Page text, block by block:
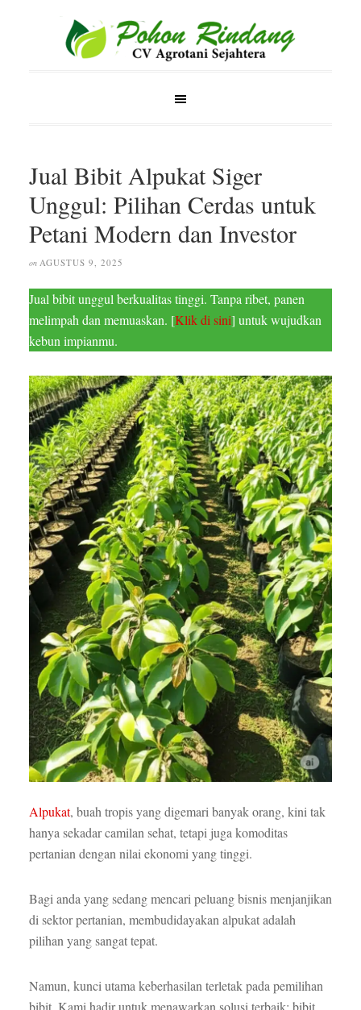
Jual Bibit Alpukat Siger
Unggul: Pilihan Cerdas untuk
Petani Modern dan Investor
on AGUSTUS 9, 2025
Jual bibit unggul berkualitas tinggi. Tanpa ribet, panen
melimpah dan memuaskan. [Klik di sini] untuk wujudkan
kebun impianmu.
Alpukat, buah tropis yang digemari banyak orang, kini tak
hanya sekadar camilan sehat, tetapi juga komoditas
pertanian dengan nilai ekonomi yang tinggi.
Bagi anda yang sedang mencari peluang bisnis menjanjikan
di sektor pertanian, membudidayakan alpukat adalah
pilihan yang sangat tepat.
Namun, kunci utama keberhasilan terletak pada pemilihan
bibit. Kami hadir untuk menawarkan solusi terbaik: bibit